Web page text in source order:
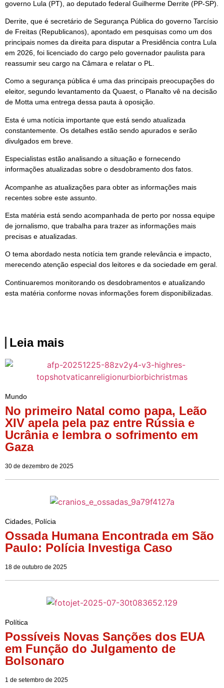
governo Lula (PT), ao deputado federal Guilherme Derrite (PP-SP).
Derrite, que é secretário de Segurança Pública do governo Tarcísio
de Freitas (Republicanos), apontado em pesquisas como um dos
principais nomes da direita para disputar a Presidência contra Lula
em 2026, foi licenciado do cargo pelo governador paulista para
reassumir seu cargo na Câmara e relatar o PL.
Como a segurança pública é uma das principais preocupações do
eleitor, segundo levantamento da Quaest, o Planalto vê na decisão
de Motta uma entrega dessa pauta à oposição.
Esta é uma notícia importante que está sendo atualizada
constantemente. Os detalhes estão sendo apurados e serão
divulgados em breve.
Especialistas estão analisando a situação e fornecendo
informações atualizadas sobre o desdobramento dos fatos.
Acompanhe as atualizações para obter as informações mais
recentes sobre este assunto.
Esta matéria está sendo acompanhada de perto por nossa equipe
de jornalismo, que trabalha para trazer as informações mais
precisas e atualizadas.
O tema abordado nesta notícia tem grande relevância e impacto,
merecendo atenção especial dos leitores e da sociedade em geral.
Continuaremos monitorando os desdobramentos e atualizando
esta matéria conforme novas informações forem disponibilizadas.
Leia mais
Mundo
No primeiro Natal como papa, Leão
XIV apela pela paz entre Rússia e
Ucrânia e lembra o sofrimento em
Gaza
30 de dezembro de 2025
Cidades Polícia
Ossada Humana Encontrada em São
Paulo: Polícia Investiga Caso
18 de outubro de 2025
Política
Possíveis Novas Sanções dos EUA
em Função do Julgamento de
Bolsonaro
1 de setembro de 2025